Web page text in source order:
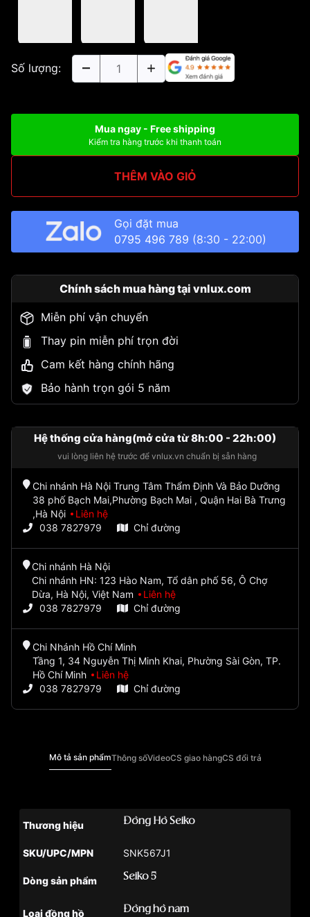
Số lượng:
Mua ngay - Free shipping
Kiểm tra hàng trước khi thanh toán
THÊM VÀO GIỎ
Gọi đặt mua
0795 496 789 (8:30 - 22:00)
Chính sách mua hàng tại vnlux.com
Miễn phí vận chuyển
Thay pin miễn phí trọn đời
Cam kết hàng chính hãng
Bảo hành trọn gói 5 năm
Hệ thống cửa hàng(mở cửa từ 8h:00 - 22h:00)
vui lòng liên hệ trước để vnlux.vn chuẩn bị sẵn hàng
Chi nhánh Hà Nội Trung Tâm Thẩm Định Và Bảo Dưỡng
38 phố Bạch Mai,Phường Bạch Mai , Quận Hai Bà Trưng
,Hà Nội
Liên hệ
038 7827979
Chỉ đường
Chi nhánh Hà Nội
Chi nhánh HN: 123 Hào Nam, Tổ dân phố 56, Ô Chợ
Dừa, Hà Nội, Việt Nam
Liên hệ
038 7827979
Chỉ đường
Chi Nhánh Hồ Chí Minh
Tầng 1, 34 Nguyễn Thị Minh Khai, Phường Sài Gòn, TP.
Hồ Chí Minh
Liên hệ
038 7827979
Chỉ đường
Mô tả sản phẩmThông sốVideoCS giao hàngCS đổi trả
Thương hiệu Đồng Hồ Seiko
SKU/UPC/MPN SNK567J1
Dòng sản phẩm Seiko 5
Loại đồng hồ Đồng hồ nam